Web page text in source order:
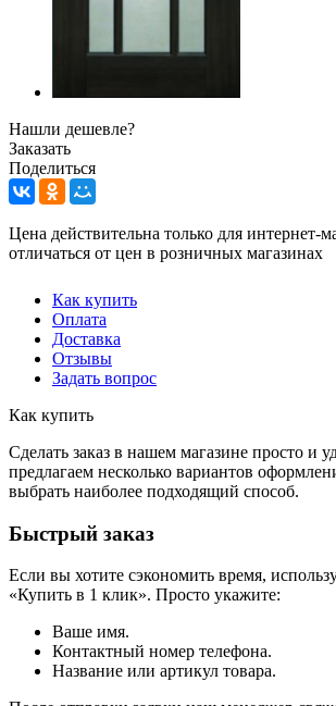
Нашли дешевле?
Заказать
Поделиться
Цена действительна только для интернет-
отличаться от цен в розничных магазинах
Как купить
Оплата
Доставка
Отзывы
Задать вопрос
Как купить
Сделать заказ в нашем магазине просто и
предлагаем несколько вариантов
выбрать наиболее подходящий способ.
Быстрый заказ
Если вы хотите сэкономить время,
«Купить в 1 клик». Просто укажите:
Ваше имя.
Контактный номер телефона.
Название или артикул товара.